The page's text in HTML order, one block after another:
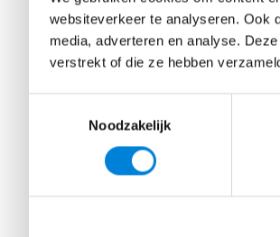
websiteverkeer te analyseren. Ook
media, adverteren en analyse.
verstrekt of die ze hebben
Noodzakelijk